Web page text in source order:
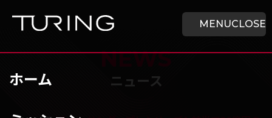
MENUCLOSE
ホーム
NEWS
ニュース